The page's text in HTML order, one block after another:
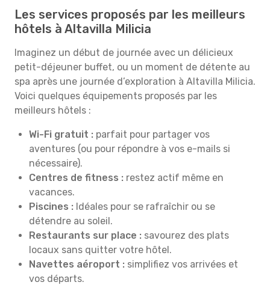
Les services proposés par les meilleurs
hôtels à Altavilla Milicia
Imaginez un début de journée avec un délicieux
petit-déjeuner buffet, ou un moment de détente au
spa après une journée d’exploration à Altavilla Milicia.
Voici quelques équipements proposés par les
meilleurs hôtels :
Wi-Fi gratuit : parfait pour partager vos
aventures (ou pour répondre à vos e-mails si
nécessaire).
Centres de fitness : restez actif même en
vacances.
Piscines : Idéales pour se rafraîchir ou se
détendre au soleil.
Restaurants sur place : savourez des plats
locaux sans quitter votre hôtel.
Navettes aéroport : simplifiez vos arrivées et
vos départs.